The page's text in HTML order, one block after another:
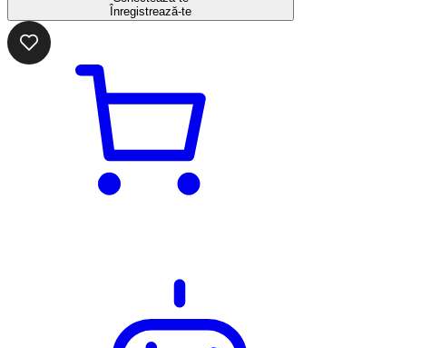
Înregistrează-te